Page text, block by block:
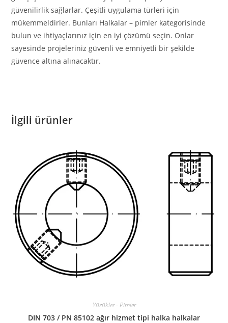
güvenilirlik sağlarlar. Çeşitli uygulama türleri için
mükemmeldirler. Bunları Halkalar – pimler kategorisinde
bulun ve ihtiyaçlarınız için en iyi çözümü seçin. Onlar
sayesinde projeleriniz güvenli ve emniyetli bir şekilde
güvence altına alınacaktır.
İlgili ürünler
Yüzükler - Pimler
DIN 703 / PN 85102 ağır hizmet tipi halka halkalar